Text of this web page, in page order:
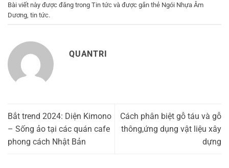
Bài viết này được đăng trong Tin tức và được gắn thẻ Ngói Nhựa Âm
Dương tin tức.
QUANTRI
Bắt trend 2024: Diện Kimono
– Sống ảo tại các quán cafe
phong cách Nhật Bản
Cách phân biệt gỗ táu và gỗ
thông,ứng dụng vật liệu xây
dựng